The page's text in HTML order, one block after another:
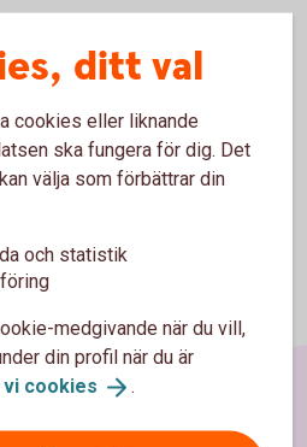
och se pris för
ditt val
cookies eller liknande
ska fungera för dig. Det
välja som förbättrar din
och statistik
medgivande när du vill,
din profil när du är
vi cookies .